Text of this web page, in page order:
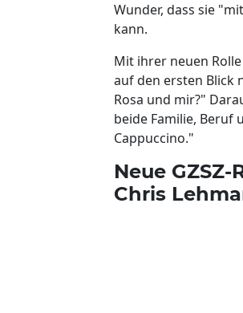
Wunder, dass sie
kann.
Mit ihrer neuen
auf den ersten Blick
Rosa und mir?"
beide Familie, Beruf
Cappuccino."
Neue
Chris